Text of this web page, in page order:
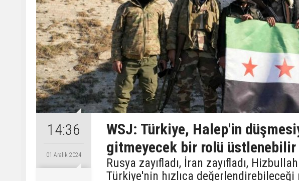
14:36
01 Aralık 2024
WSJ: Türkiye, Halep'in
gitmeyecek bir rolü üstlenebilir
Rusya zayıfladı, İran zayıfladı,
Türkiye'nin hızlıca